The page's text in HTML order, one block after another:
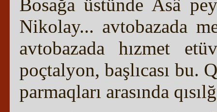
Bosağa üstünde Asâ
Nikolay... avtobazada
avtobazada hızmet
poçtalyon, başlıcası bu.
parmaqları arasında